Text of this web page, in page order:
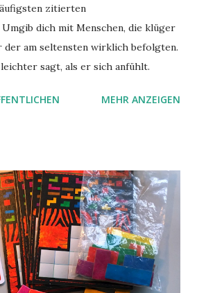
zitierten
dich mit Menschen, die klüger
der am seltensten wirklich befolgten.
sagt, als er sich anfühlt.
MEHR ANZEIGEN